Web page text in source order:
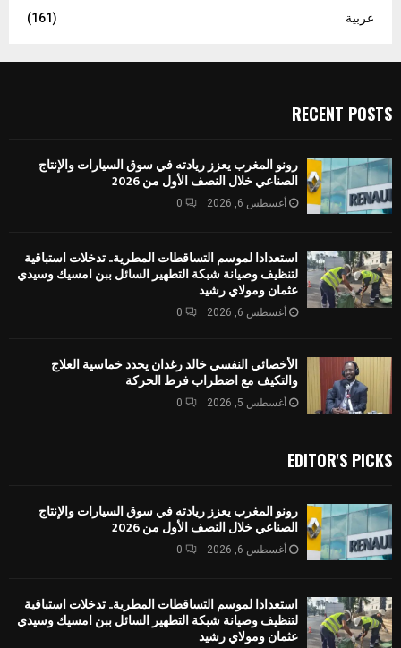
عربية
(161)
RECENT POSTS
رونو المغرب يعزز ريادته في سوق السيارات والإنتاج
الصناعي خلال النصف الأول من 2026
أغسطس 6, 2026 0
استعدادا لموسم التساقطات المطرية.. تدخلات استباقية
لتنظيف وصيانة شبكة التطهير السائل ببن امسيك وسيدي
عثمان ومولاي رشيد
أغسطس 6, 2026 0
الأخصائي النفسي خالد رغدان يحدد خماسية العلاج
والتكيف مع اضطراب فرط الحركة
أغسطس 5, 2026 0
EDITOR'S PICKS
رونو المغرب يعزز ريادته في سوق السيارات والإنتاج
الصناعي خلال النصف الأول من 2026
أغسطس 6, 2026 0
استعدادا لموسم التساقطات المطرية.. تدخلات استباقية
لتنظيف وصيانة شبكة التطهير السائل ببن امسيك وسيدي
عثمان ومولاي رشيد